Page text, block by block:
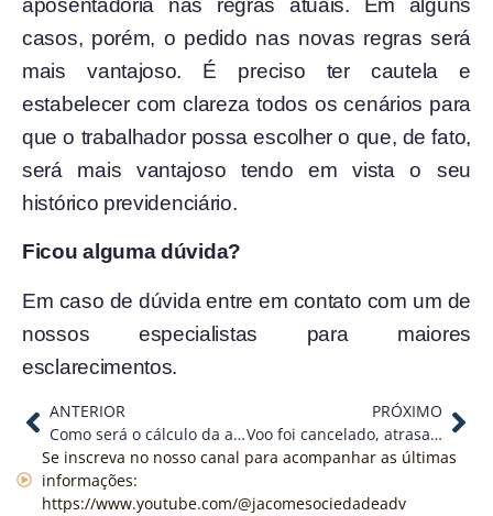
aposentadoria nas regras atuais. Em alguns
casos, porém, o pedido nas novas regras será
mais vantajoso. É preciso ter cautela e
estabelecer com clareza todos os cenários para
que o trabalhador possa escolher o que, de fato,
será mais vantajoso tendo em vista o seu
histórico previdenciário.
Ficou alguma dúvida?
Em caso de dúvida entre em contato com um de
nossos especialistas para maiores
esclarecimentos.
ANTERIOR
Como será o cálculo da aposentadoria com a Reforma Previdenciária?
PRÓXIMO
Voo foi cancelado, atrasado, extravio de bagagem – Tenho direito a indenização?
Se inscreva no nosso canal para acompanhar as últimas
informações:
https://www.youtube.com/@jacomesociedadeadv